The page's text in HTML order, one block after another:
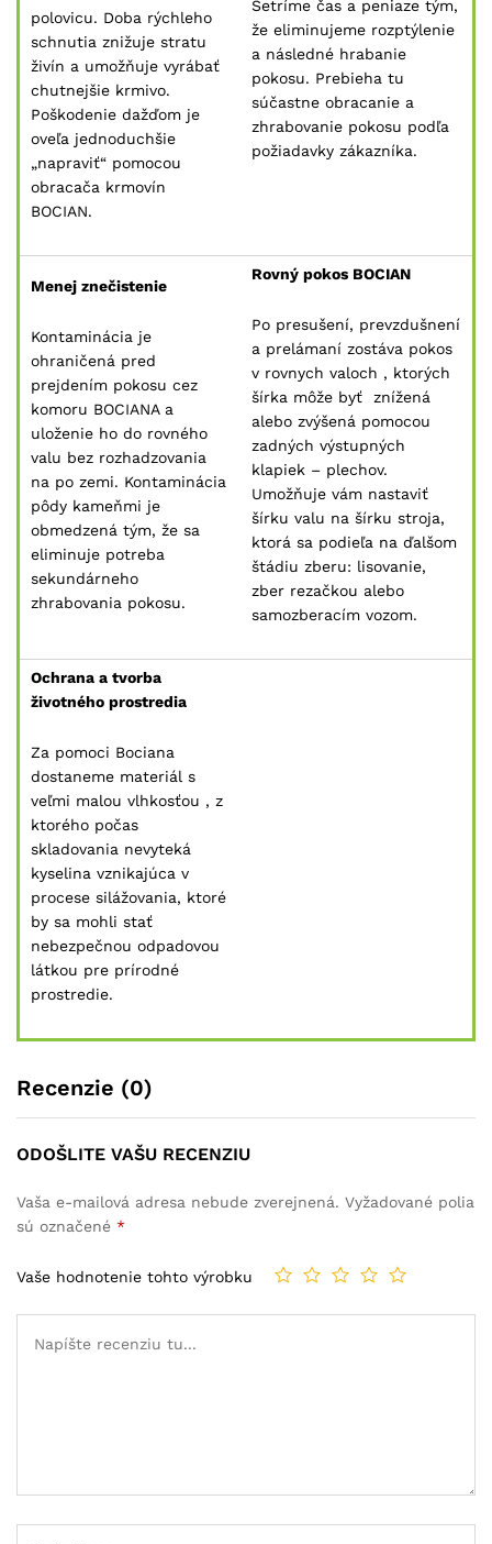
polovicu. Doba rýchleho
schnutia znižuje stratu
živín a umožňuje vyrábať
chutnejšie krmivo.
Poškodenie dažďom je
oveľa jednoduchšie
„napraviť“ pomocou
obracača krmovín
BOCIAN.
Šetríme čas a peniaze tým,
že eliminujeme rozptýlenie
a následné hrabanie
pokosu. Prebieha tu
súčastne obracanie a
zhrabovanie pokosu podľa
požiadavky zákazníka.
Menej znečistenie
Kontaminácia je
ohraničená pred
prejdením pokosu cez
komoru BOCIANA a
uloženie ho do rovného
valu bez rozhadzovania
na po zemi. Kontaminácia
pôdy kameňmi je
obmedzená tým, že sa
eliminuje potreba
sekundárneho
zhrabovania pokosu.
Rovný pokos BOCIAN
Po presušení, prevzdušnení
a prelámaní zostáva pokos
v rovnych valoch , ktorých
šírka môže byť znížená
alebo zvýšená pomocou
zadných výstupných
klapiek – plechov.
Umožňuje vám nastaviť
šírku valu na šírku stroja,
ktorá sa podieľa na ďalšom
štádiu zberu: lisovanie,
zber rezačkou alebo
samozberacím vozom.
Ochrana a tvorba
životného prostredia
Za pomoci Bociana
dostaneme materiál s
veľmi malou vlhkosťou , z
ktorého počas
skladovania nevyteká
kyselina vznikajúca v
procese silážovania, ktoré
by sa mohli stať
nebezpečnou odpadovou
látkou pre prírodné
prostredie.
Recenzie (0)
ODOŠLITE VAŠU RECENZIU
Vaša e-mailová adresa nebude zverejnená. Vyžadované polia
sú označené *
Vaše hodnotenie tohto výrobku